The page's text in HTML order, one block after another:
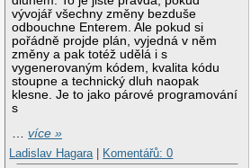
vývojář všechny změny bezduše
odbouchne Enterem. Ale pokud si
pořádně projde plán, vyjedná v něm
změny a pak totéž udělá i s
vygenerovaným kódem, kvalita kódu
stoupne a technický dluh naopak
klesne. Je to jako párové programování
s
…více »
Ladislav Hagara
Komentářů: 0